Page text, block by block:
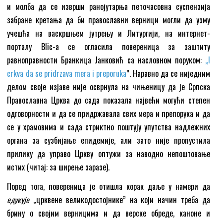
и молба да се изврши ранојутарња петочасовна суспензија
забране кретања да би православни верници могли да узму
учешћа на васкршњем јутрењу и Литургији, на интернет-
порталу Blic-а се огласила повереница за заштиту
равноправности Бранкица Јанковић са насловном поруком: ,,I
crkva da se pridrzava mera i preporuka”. Наравно да се ниједним
делом своје изјаве није осврнула на чињеницу да је Српска
Православна Црква до сада показала највећи могући степен
одговорности и да се придржавала свих мера и препорука и да
се у храмовима и сада стриктно поштују упутства надлежних
органа за сузбијање епидемије, али зато није пропустила
прилику да управо Цркву оптужи за наводно непоштовање
истих (читај: за ширење заразе).
Поред тога, повереница је отишла корак даље у намери да
едукује,,црквене великодостојнике” на који начин треба да
брину о својим верницима и да верске обреде, каноне и